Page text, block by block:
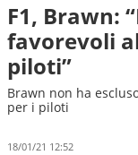
F1, Brawn:
favorevoli
piloti”
Brawn non ha
per i piloti
18/01/21 12:52